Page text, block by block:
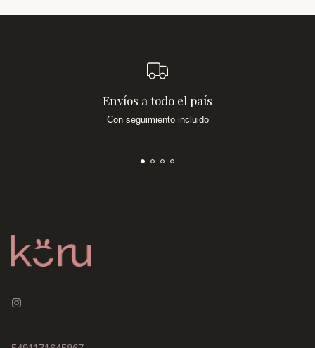
Envíos a todo el país
Con seguimiento incluido